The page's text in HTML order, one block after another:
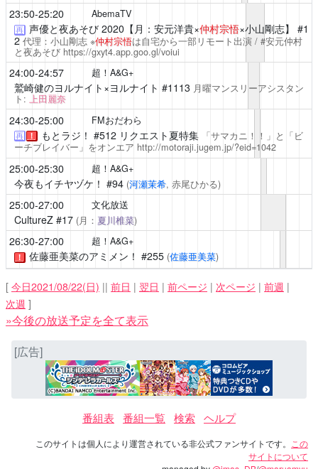
23:50-25:20 AbemaTV
再 声優と夜あそび2020【月：安元洋貴×仲村宗悟×小山剛志】 #1
2 代理：小山剛志 ※仲村宗悟は自宅から一部リモート出演 / #安元仲村
と夜あそび https://gxyt4.app.goo.gl/voiui
24:00-24:57 超！A&G+
鷲崎健のヨルナイト×ヨルナイト #1113 月曜マンスリーアシスタン
ト: 上田麗奈
24:30-25:00 FMおだわら
再 ！ もとラジ！ #512 リクエスト夏特集
「サマカニ！！」と「ビ
ーチブレイバー」をオンエア http://motoraji.jugem.jp/?eid=1042
25:00-25:30 超！A&G+
今夜もイチヤヅケ！ #94 (河瀬茉希, 赤尾ひかる)
25:00-27:00 文化放送
CultureZ#17 (月： 夏川椎菜)
26:30-27:00 超！A&G+
！ 佐藤亜美菜のアミメン！ #255 (佐藤亜美菜)
[ 今日2021/08/22(日) || 前日 | 翌日 | 前ページ | 次ページ | 前週 |
次週 ]
»今後の放送予定を全て表示
[広告]
番組表 番組一覧 検索 ヘルプ
このサイトは個人により運営されている非公式ファンサイトです。
この
サイトについて